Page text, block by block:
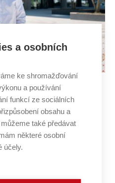
Jiří Pech ukazuje, že
možnosti, než se může
dokázal technické vzdělání
Jiří Pech – bývalý student
více
a osobních
ke shromažďování
a používání
funkcí ze sociálních
obsahu a
také předávat
některé osobní
účely.